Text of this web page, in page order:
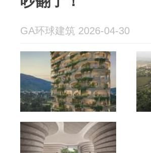
GA环球建筑 2026-04-30